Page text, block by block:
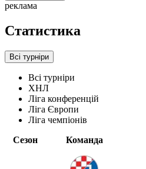
реклама
Статистика
Всі турніри
Всі турніри
ХНЛ
Ліга конференцій
Ліга Європи
Ліга чемпіонів
Сезон
Команда